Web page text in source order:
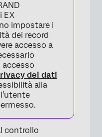
EX
impostare i
dei record
accesso a
accesso
dei dati
alla
controllo